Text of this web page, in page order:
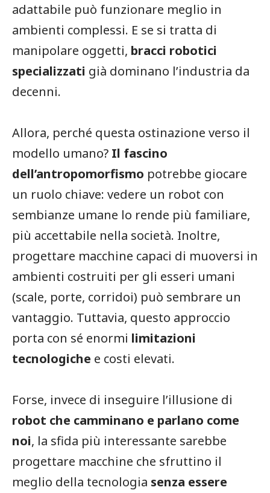
adattabile può funzionare meglio in
ambienti complessi. E se si tratta di
manipolare oggetti, bracci robotici
specializzati già dominano l’industria da
decenni.
Allora, perché questa ostinazione verso il
modello umano? Il fascino
dell’antropomorfismo potrebbe giocare
un ruolo chiave: vedere un robot con
sembianze umane lo rende più familiare,
più accettabile nella società. Inoltre,
progettare macchine capaci di muoversi in
ambienti costruiti per gli esseri umani
(scale, porte, corridoi) può sembrare un
vantaggio. Tuttavia, questo approccio
porta con sé enormi limitazioni
tecnologiche e costi elevati.
Forse, invece di inseguire l’illusione di
robot che camminano e parlano come
noi, la sfida più interessante sarebbe
progettare macchine che sfruttino il
meglio della tecnologia senza essere